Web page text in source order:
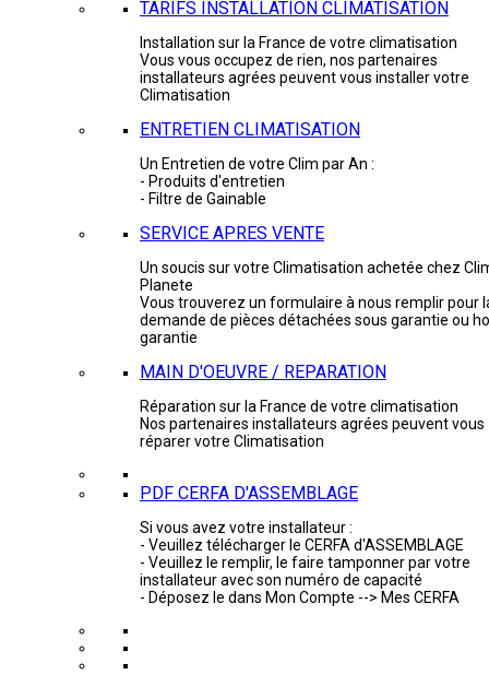
TARIFS INSTALLATION CLIMATISATION
Installation sur la France de votre climatisation
Vous vous occupez de rien, nos partenaires
installateurs agrées peuvent vous installer votre
Climatisation
ENTRETIEN CLIMATISATION
Un Entretien de votre Clim par An :
- Produits d'entretien
- Filtre de Gainable
SERVICE APRES VENTE
Un soucis sur votre Climatisation achetée chez
Planete
Vous trouverez un formulaire à nous remplir pour
demande de pièces détachées sous garantie ou
garantie
MAIN D'OEUVRE / REPARATION
Réparation sur la France de votre climatisation
Nos partenaires installateurs agrées peuvent vous
réparer votre Climatisation
PDF CERFA D'ASSEMBLAGE
Si vous avez votre installateur :
- Veuillez télécharger le CERFA d'ASSEMBLAGE
- Veuillez le remplir, le faire tamponner par votre
installateur avec son numéro de capacité
- Déposez le dans Mon Compte --> Mes CERFA